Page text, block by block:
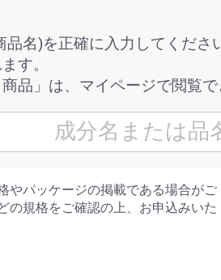
名)を正確に入力してくださ
す。
品」は、マイページで閲覧で
やパッケージの掲載である場合がご
の規格をご確認の上、お申込みいた